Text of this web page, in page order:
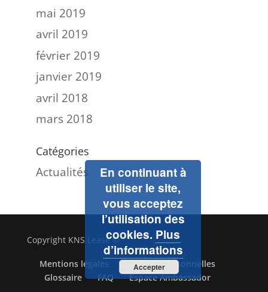
mai 2019
avril 2019
février 2019
janvier 2019
avril 2018
mars 2018
Catégories
Actualités
Copyright KNS Lease ©
Mentions légales
Données personnelles
Glossaire
FAQ Espace Ambassador
En continuant à
utiliser le site,
vous acceptez
l’utilisation des
cookies. Plus
d’informations
Accepter